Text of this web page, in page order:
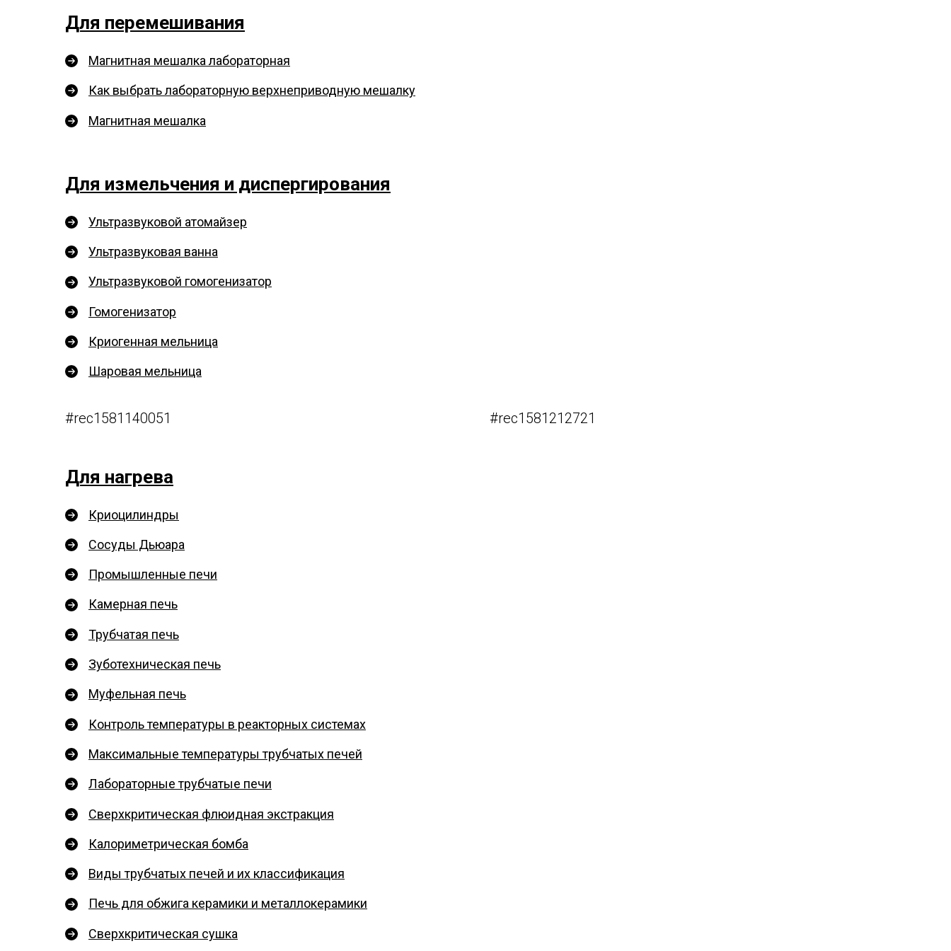
Для перемешивания
Магнитная мешалка лабораторная
Как выбрать лабораторную верхнеприводную мешалку
Магнитная мешалка
Для измельчения и диспергирования
Ультразвуковой атомайзер
Ультразвуковая ванна
Ультразвуковой гомогенизатор
Гомогенизатор
Криогенная мельница
Шаровая мельница
#rec1581140051 #rec1581212721
Для нагрева
Криоцилиндры
Сосуды Дьюара
Промышленные печи
Камерная печь
Трубчатая печь
Зуботехническая печь
Муфельная печь
Контроль температуры в реакторных системах
Максимальные температуры трубчатых печей
Лабораторные трубчатые печи
Сверхкритическая флюидная экстракция
Калориметрическая бомба
Виды трубчатых печей и их классификация
Печь для обжига керамики и металлокерамики
Сверхкритическая сушка